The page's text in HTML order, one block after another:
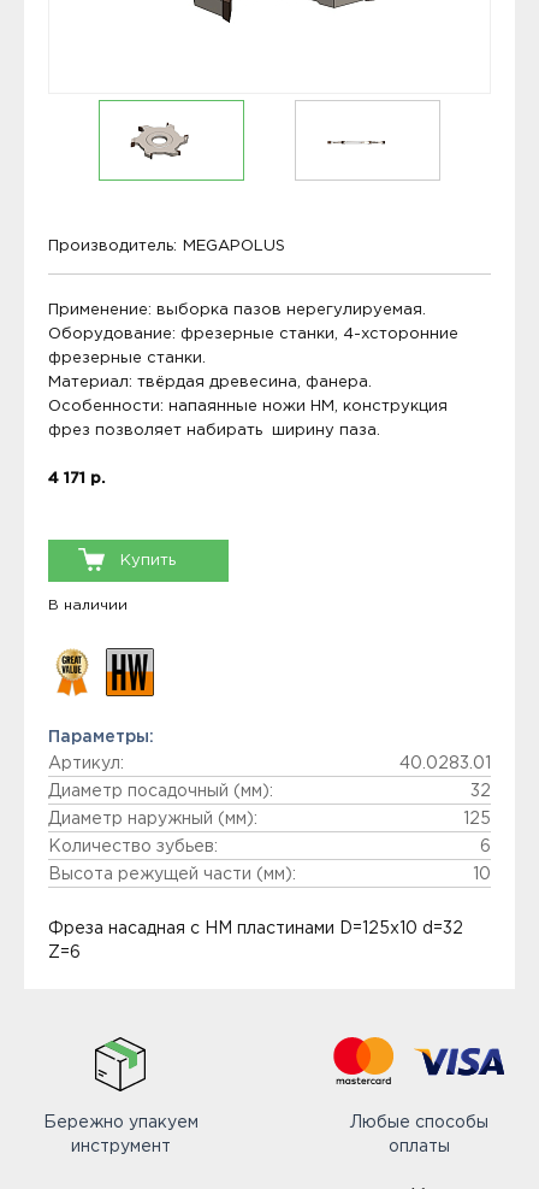
Производитель: MEGAPOLUS
Применение: выборка пазов нерегулируемая.
Оборудование: фрезерные станки, 4-хсторонние
фрезерные станки.
Материал: твёрдая древесина, фанера.
Особенности: напаянные ножи НМ, конструкция
фрез позволяет набирать ширину паза.
4 171 р.
Купить
В наличии
Параметры:
Артикул:
40.0283.01
Диаметр посадочный (мм):
32
Диаметр наружный (мм):
125
Количество зубьев:
6
Высота режущей части (мм):
10
Фреза насадная с HM пластинами D=125x10 d=32
Z=6
Бережно упакуем
инструмент
Любые способы
оплаты